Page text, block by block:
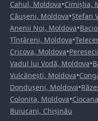
Cahul, Moldova•Cimișlia,
Căușeni, Moldova•Ștefan
Anenii Noi, Moldova•
Țînțăreni, Moldova•
Cricova, Moldova•
Vadul lui Vodă, Moldova•
Vulcănești, Moldova•
Dondușeni, Moldova•
Colonița, Moldova•
Buiucani, Chișinău